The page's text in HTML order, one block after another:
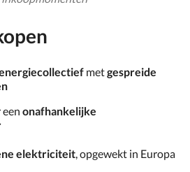
metgespreide
onafhankelijke
elektriciteit , opgewekt in Europa